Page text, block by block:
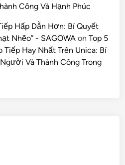
Công Và Hạnh Phúc
Hấp Dẫn Hơn: Bí Quyết
Nhẽo” - SAGOWA onTop 5
Tiếp Hay Nhất Trên Unica: Bí
Và Thành Công Trong